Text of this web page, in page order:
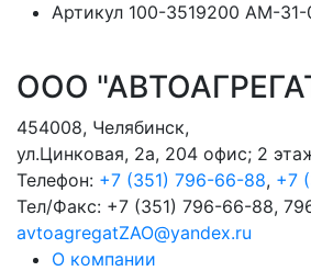
Артикул 100-3519200 АМ-31-
ООО
454008, Челябинск,
ул.Цинковая, 2а, 204 офис; 2
Телефон: +7 (351) 796-66-88, +7
Тел/Факс: +7 (351) 796-66-88,
avtoagregatZAO@yandex.ru
О компании